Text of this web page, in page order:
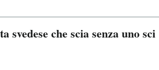
svedese che scia senza uno sci